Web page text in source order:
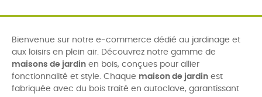
Bienvenue sur notre e-commerce dédié au jardinage et
aux loisirs en plein air. Découvrez notre gamme de
maisons de jardin en bois, conçues pour allier
fonctionnalité et style. Chaque maison de jardin est
fabriquée avec du bois traité en autoclave, garantissant